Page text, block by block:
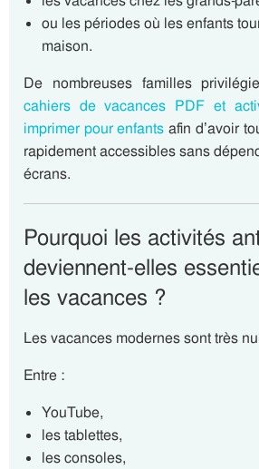
ou les périodes où les enfants
maison.
De nombreuses familles
cahiers de vacances PDF et
imprimer pour enfants afin d’avoir
rapidement accessibles sans
écrans.
Pourquoi les activités
deviennent-elles
les vacances ?
Les vacances modernes sont très
Entre :
YouTube,
les tablettes,
les consoles,